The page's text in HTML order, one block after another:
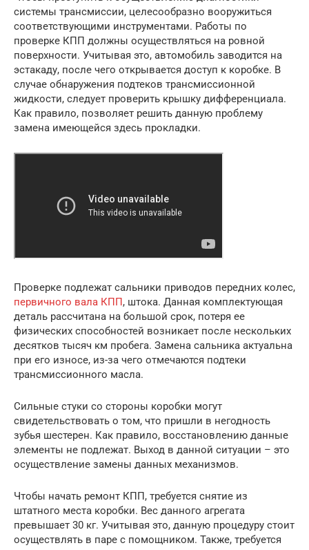
системы трансмиссии, целесообразно вооружиться
соответствующими инструментами. Работы по
проверке КПП должны осуществляться на ровной
поверхности. Учитывая это, автомобиль заводится на
эстакаду, после чего открывается доступ к коробке. В
случае обнаружения подтеков трансмиссионной
жидкости, следует проверить крышку дифференциала.
Как правило, позволяет решить данную проблему
замена имеющейся здесь прокладки.
Проверке подлежат сальники приводов передних колес,
первичного вала КПП, штока. Данная комплектующая
деталь рассчитана на большой срок, потеря ее
физических способностей возникает после нескольких
десятков тысяч км пробега. Замена сальника актуальна
при его износе, из-за чего отмечаются подтеки
трансмиссионного масла.
Сильные стуки со стороны коробки могут
свидетельствовать о том, что пришли в негодность
зубья шестерен. Как правило, восстановлению данные
элементы не подлежат. Выход в данной ситуации – это
осуществление замены данных механизмов.
Чтобы начать ремонт КПП, требуется снятие из
штатного места коробки. Вес данного агрегата
превышает 30 кг. Учитывая это, данную процедуру стоит
осуществлять в паре с помощником. Также, требуется